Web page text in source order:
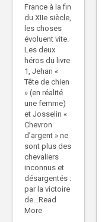
France à la fin
du XIIe siècle,
les choses
évoluent vite.
Les deux
héros du livre
1, Jehan «
Tête de chien
» (en réalité
une femme)
et Josselin «
Chevron
d’argent » ne
sont plus des
chevaliers
inconnus et
désargentés :
par la victoire
de...Read
More